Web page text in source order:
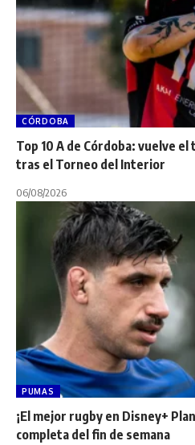
CÓRDOBA
Top 10 A de Córdoba: vuelve
tras el Torneo del Interior
06/08/2026
PUMAS
¡El mejor rugby en Disney+
completa del fin de semana